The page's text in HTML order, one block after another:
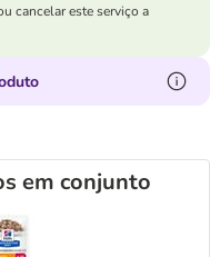
cancelar este serviço a
em conjunto